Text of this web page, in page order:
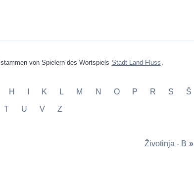
von Spielern des Wortspiels Stadt Land Fluss .
H K L M N O P R S Š
T U V Z
Životinja - B »